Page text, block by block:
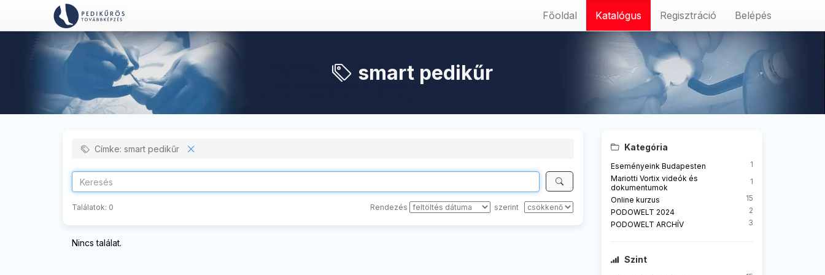
Főoldal Katalógus Regisztráció Belépés
smart pedikűr
Kategória
Eseményeink Budapesten
1
Mariotti Vortix videók és
dokumentumok
1
Online kurzus
15
PODOWELT 2024
2
PODOWELT ARCHÍV
3
Szint
Címke: smart pedikűr
Találatok: 0 Rendezés szerint
Nincs találat.